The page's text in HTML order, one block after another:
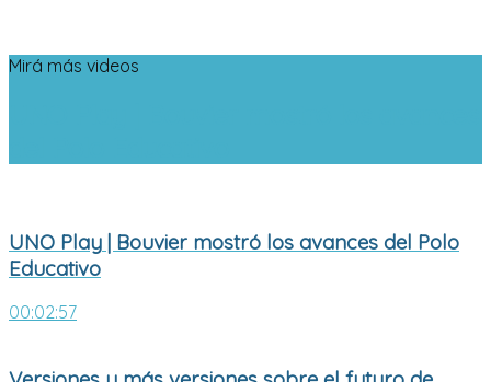
Mirá más videos
UNO Play | Bouvier mostró los avances del Polo
Educativo
00:02:57